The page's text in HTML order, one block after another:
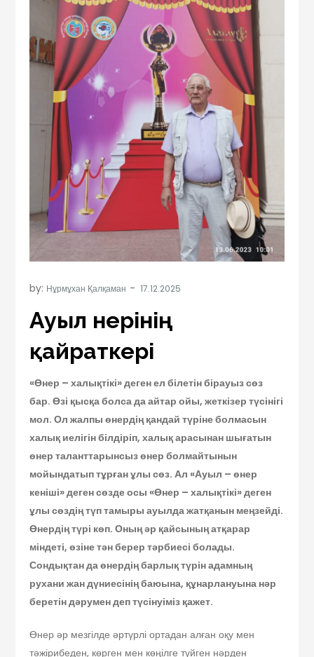
by: Нұрмұхан Қалқаман
Ауыл өнерінің
қайраткері
«Өнер – халықтікі» деген ел білетін бірауыз сөз
бар. Өзі қысқа болса да айтар ойы, жеткізер түсінігі
мол. Ол жалпы өнердің қандай түріне болмасын
халық иелігін білдіріп, халық арасынан шығатын
өнер таланттарынсыз өнер болмайтынын
мойындатып тұрған ұлы сөз. Ал «Ауыл – өнер
кеніші» деген сөзде осы «Өнер – халықтікі» деген
ұлы сөздің түп тамыры ауылда жатқанын меңзейді.
Өнердің түрі көп. Оның әр қайсының атқарар
міндеті, өзіне тән берер тәрбиесі болады.
Сондықтан да өнердің барлық түрін адамның
рухани жан дүниесінің баюына, құнарлануына нәр
беретін дәрумен деп түсінуіміз қажет.
Өнер әр мезгілде әртүрлі ортадан алған оқу мен
тәжірибеден, көрген мен көңілге түйген нәрден